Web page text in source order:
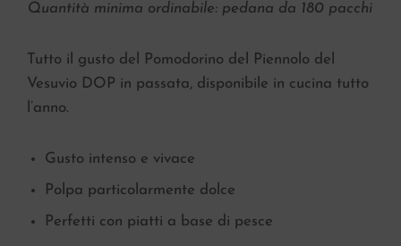
Quantità minima ordinabile: pedana da 180 pacchi
Tutto il gusto del Pomodorino del Piennolo del
Vesuvio DOP in passata, disponibile in cucina tutto
l’anno.
Gusto intenso e vivace
Polpa particolarmente dolce
Perfetti con piatti a base di pesce